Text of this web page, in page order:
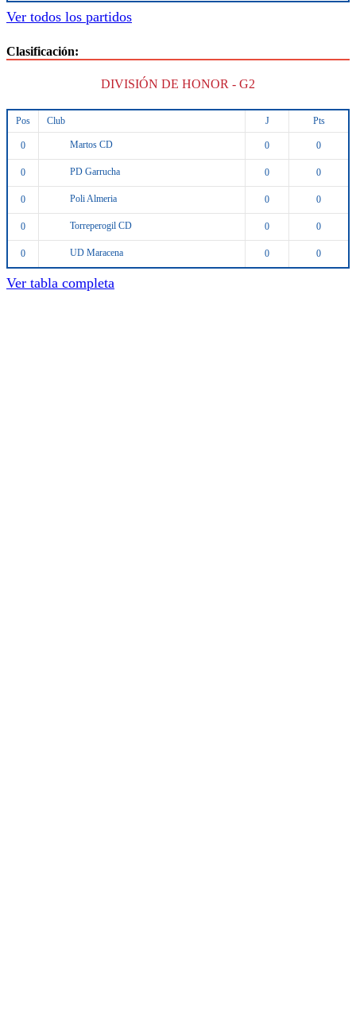
Ver todos los partidos
Clasificación:
DIVISIÓN DE HONOR - G2
Pos Club J Pts
0 Martos CD 0 0
0 PD Garrucha 0 0
0 Poli Almeria 0 0
0 Torreperogil CD 0 0
0 UD Maracena 0 0
Ver tabla completa